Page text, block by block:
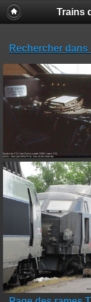
Trains
Rechercher dans